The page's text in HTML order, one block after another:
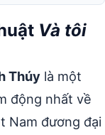
Và tôi
Thúy là một
động nhất về
Nam đương đại